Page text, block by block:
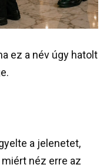
ez a név úgy hatolt
a jelenetet,
néz erre az